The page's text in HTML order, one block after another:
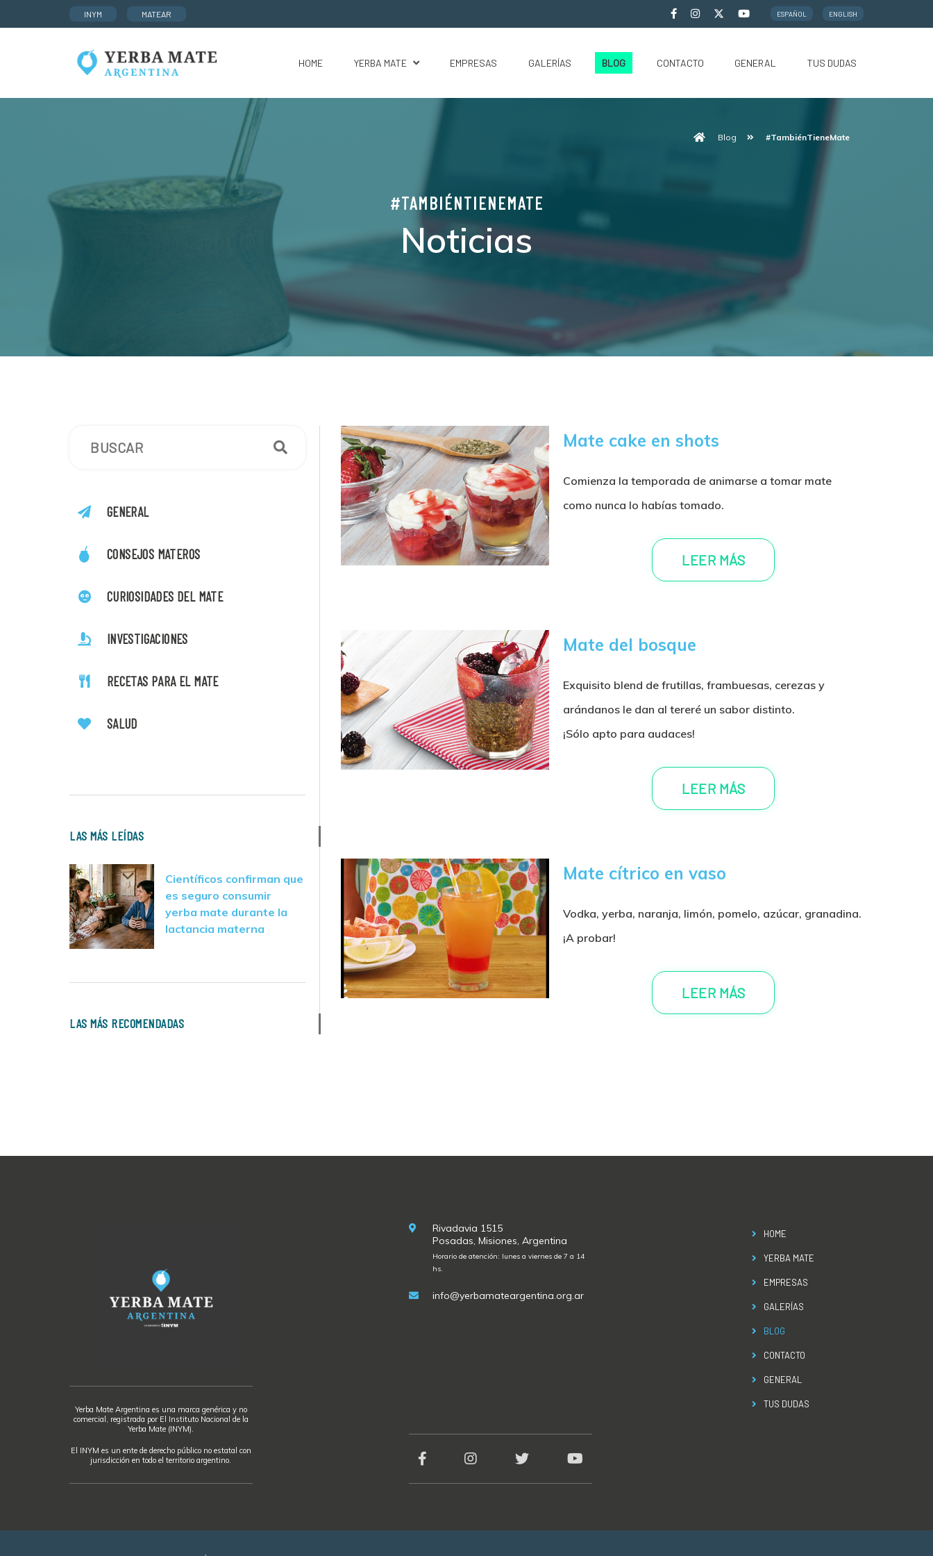
INYM MATEAR ESPAÑOL ENGLISH
HOME YERBA MATE EMPRESAS GALERÍAS BLOG CONTACTO GENERAL TUS DUDAS
#TAMBIÉNTIENEMATE
Noticias
Blog #TambiénTieneMate
GENERAL
CONSEJOS MATEROS
CURIOSIDADES DEL MATE
INVESTIGACIONES
RECETAS PARA EL MATE
SALUD
LAS MÁS LEÍDAS
Científicos confirman que
es seguro consumir
yerba mate durante la
lactancia materna
LAS MÁS RECOMENDADAS
Mate cake en shots
Comienza la temporada de animarse a tomar mate
como nunca lo habías tomado.
LEER MÁS
Mate del bosque
Exquisito blend de frutillas, frambuesas, cerezas y
arándanos le dan al tereré un sabor distinto.
¡Sólo apto para audaces!
LEER MÁS
Mate cítrico en vaso
Vodka, yerba, naranja, limón, pomelo, azúcar, granadina.
¡A probar!
LEER MÁS
Yerba Mate Argentina es una marca genérica y no
comercial, registrada por El Instituto Nacional de la
Yerba Mate (INYM).
El INYM es un ente de derecho público no estatal con
jurisdicción en todo el territorio argentino.
Rivadavia 1515
Posadas, Misiones, Argentina
Horario de atención: lunes a viernes de 7 a 14
hs.
info@yerbamateargentina.org.ar
HOME
YERBA MATE
EMPRESAS
GALERÍAS
BLOG
CONTACTO
GENERAL
TUS DUDAS